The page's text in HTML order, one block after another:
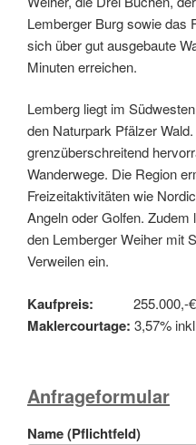
Lemberger Burg sowie das
sich über gut ausgebaute
Minuten erreichen.
Lemberg liegt im
den Naturpark Pfälzer
grenzüberschreitend
Wanderwege. Die Region
Freizeitaktivitäten wie
Angeln oder Golfen.
den Lemberger Weiher mit
Verweilen ein.
Kaufpreis: 255.000,-€
Maklercourtage: 3,57%
Anfrageformular
Name (Pflichtfeld)